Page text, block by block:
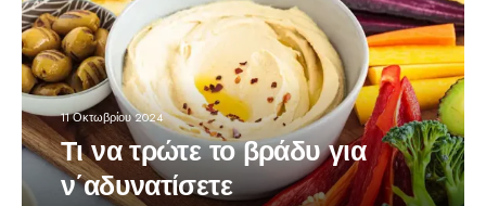
11 Οκτωβρίου 2024
Τι να τρώτε το βράδυ για
ν΄αδυνατίσετε